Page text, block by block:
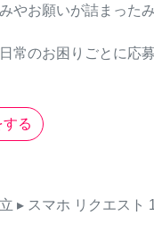
やお願いが詰まった
常のお困りごとに応
する
▸ スマホ リクエスト